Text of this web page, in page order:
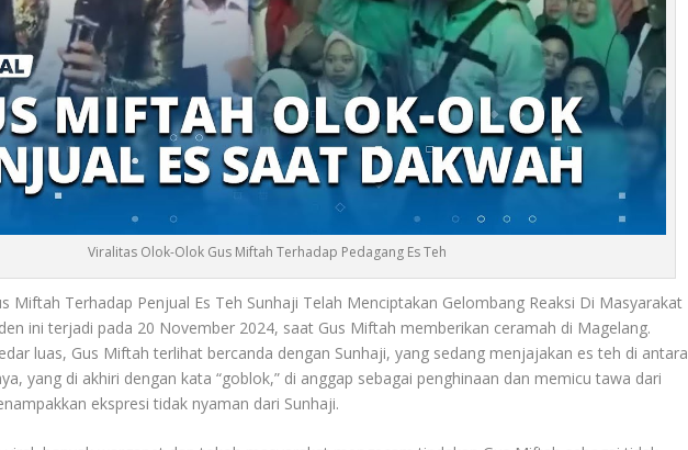
Viralitas Olok-Olok Gus Miftah Terhadap Pedagang Es Teh
Miftah Terhadap Penjual Es Teh Sunhaji Telah Menciptakan Gelombang Reaksi Di Masyarakat
ini terjadi pada 20 November 2024, saat Gus Miftah memberikan ceramah di Magelang.
luas, Gus Miftah terlihat bercanda dengan Sunhaji, yang sedang menjajakan es teh di antara
yang di akhiri dengan kata “goblok,” di anggap sebagai penghinaan dan memicu tawa dari
ekspresi tidak nyaman dari Sunhaji.